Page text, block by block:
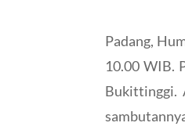
Padang,
10.00 WIB.
Bukittinggi.